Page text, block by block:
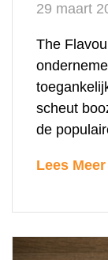
29 maart
The
scheut
de
blended
gasten te
Lees Meer